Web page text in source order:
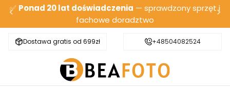
✅ Ponad 20 lat doświadczenia — sprawdzony sprzęt i
fachowe doradztwo
Dostawa gratis od 699zł Bezpieczna wysyłka
+48504082524